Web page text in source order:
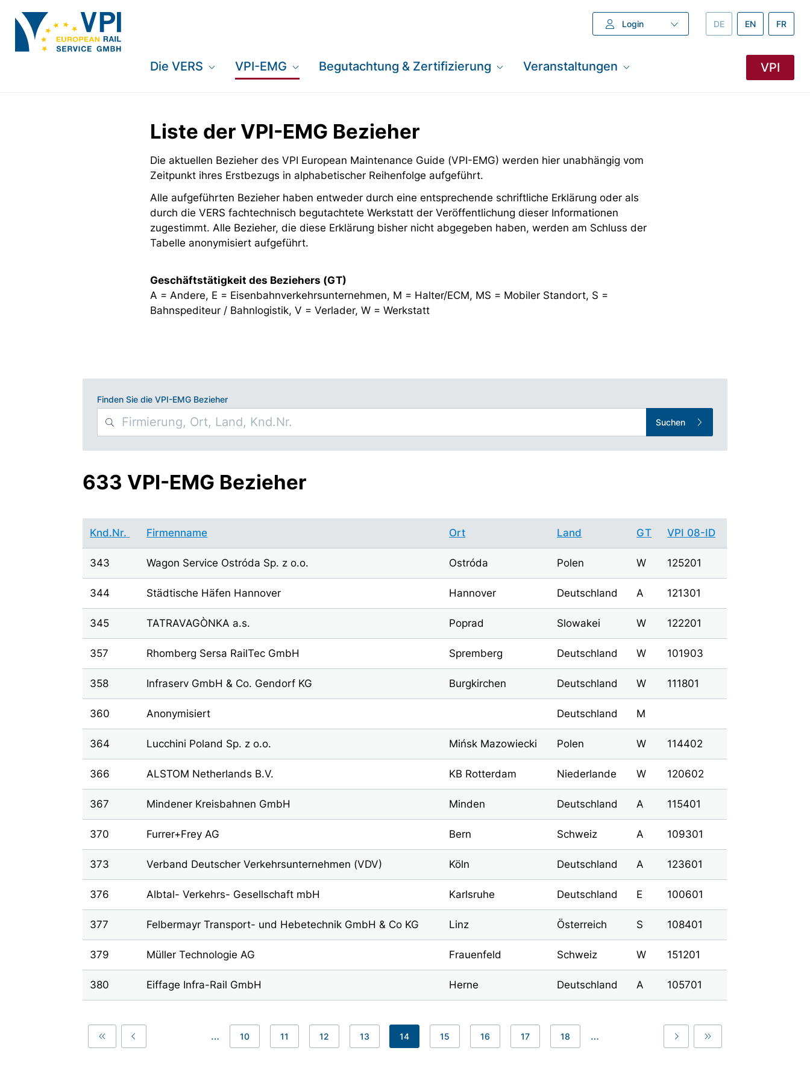
Login DEUTSCH –
DE ENGLISH –
EN FR
Die VERS VPI-EMG Begutachtung & Zertifizierung Veranstaltungen VPI
Liste der VPI-EMG Bezieher
Die aktuellen Bezieher des VPI European Maintenance Guide (VPI-EMG) werden hier unabhängig vom
Zeitpunkt ihres Erstbezugs in alphabetischer Reihenfolge aufgeführt.
Alle aufgeführten Bezieher haben entweder durch eine entsprechende schriftliche Erklärung oder als
durch die VERS fachtechnisch begutachtete Werkstatt der Veröffentlichung dieser Informationen
zugestimmt. Alle Bezieher, die diese Erklärung bisher nicht abgegeben haben, werden am Schluss der
Tabelle anonymisiert aufgeführt.
Geschäftstätigkeit des Beziehers (GT)
A = Andere, E = Eisenbahnverkehrsunternehmen, M = Halter/ECM, MS = Mobiler Standort, S =
Bahnspediteur / Bahnlogistik, V = Verlader, W = Werkstatt
Finden Sie die VPI-EMG Bezieher
Suchen
633 VPI-EMG Bezieher
Knd.Nr. Firmenname Ort Land GT VPI 08-ID
343 Wagon Service Ostróda Sp. z o.o. Ostróda Polen W 125201
344 Städtische Häfen Hannover Hannover Deutschland A 121301
345 TATRAVAGÒNKA a.s. Poprad Slowakei W 122201
357 Rhomberg Sersa RailTec GmbH Spremberg Deutschland W 101903
358 Infraserv GmbH & Co. Gendorf KG Burgkirchen Deutschland W 111801
360 Anonymisiert Deutschland M
364 Lucchini Poland Sp. z o.o. Mińsk Mazowiecki Polen W 114402
366 ALSTOM Netherlands B.V. KB Rotterdam Niederlande W 120602
367 Mindener Kreisbahnen GmbH Minden Deutschland A 115401
370 Furrer+Frey AG Bern Schweiz A 109301
373 Verband Deutscher Verkehrsunternehmen (VDV) Köln Deutschland A 123601
376 Albtal- Verkehrs- Gesellschaft mbH Karlsruhe Deutschland E 100601
377 Felbermayr Transport- und Hebetechnik GmbH & Co KG Linz Österreich S 108401
379 Müller Technologie AG Frauenfeld Schweiz W 151201
380 Eiffage Infra-Rail GmbH Herne Deutschland A 105701
First Previous
… 10 11 12 13 14 15 16 17 18 …
Last Last